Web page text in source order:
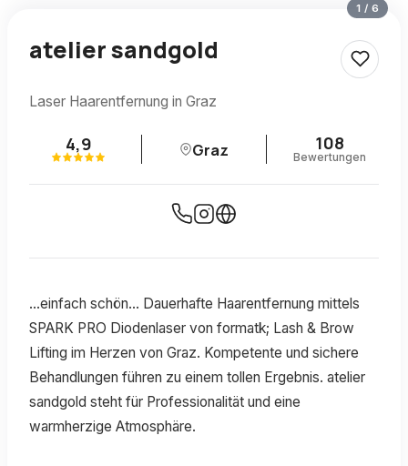
1 / 6
atelier sandgold
Laser Haarentfernung in Graz
4,9 Graz 108
Bewertungen
...einfach schön... Dauerhafte Haarentfernung mittels
SPARK PRO Diodenlaser von formatk; Lash & Brow
Lifting im Herzen von Graz. Kompetente und sichere
Behandlungen führen zu einem tollen Ergebnis. atelier
sandgold steht für Professionalität und eine
warmherzige Atmosphäre.